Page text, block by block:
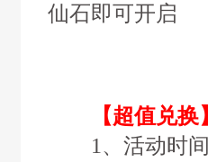
仙石即可开启
【超值兑换
1、活动时